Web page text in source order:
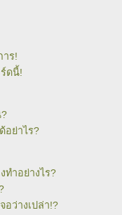
ร!
ดนี้!
อย่าไร?
ำอย่างไร?
ว่างเปล่า!?